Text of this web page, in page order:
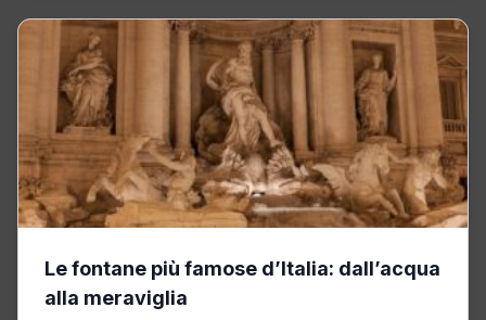
Le fontane più famose d’Italia: dall’acqua
alla meraviglia